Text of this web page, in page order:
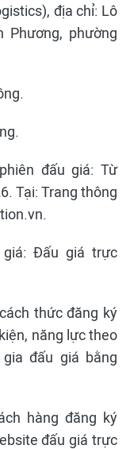
địa chỉ: Lô
Phương, phường
đấu giá: Từ
Tại: Trang thông
Đấu giá trực
thức đăng ký
năng lực theo
đấu giá bằng
hàng đăng ký
đấu giá trực